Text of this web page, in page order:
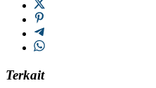
Terkait